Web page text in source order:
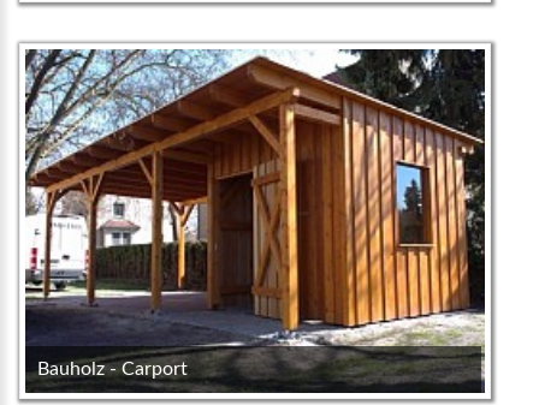
Bauholz - Carport